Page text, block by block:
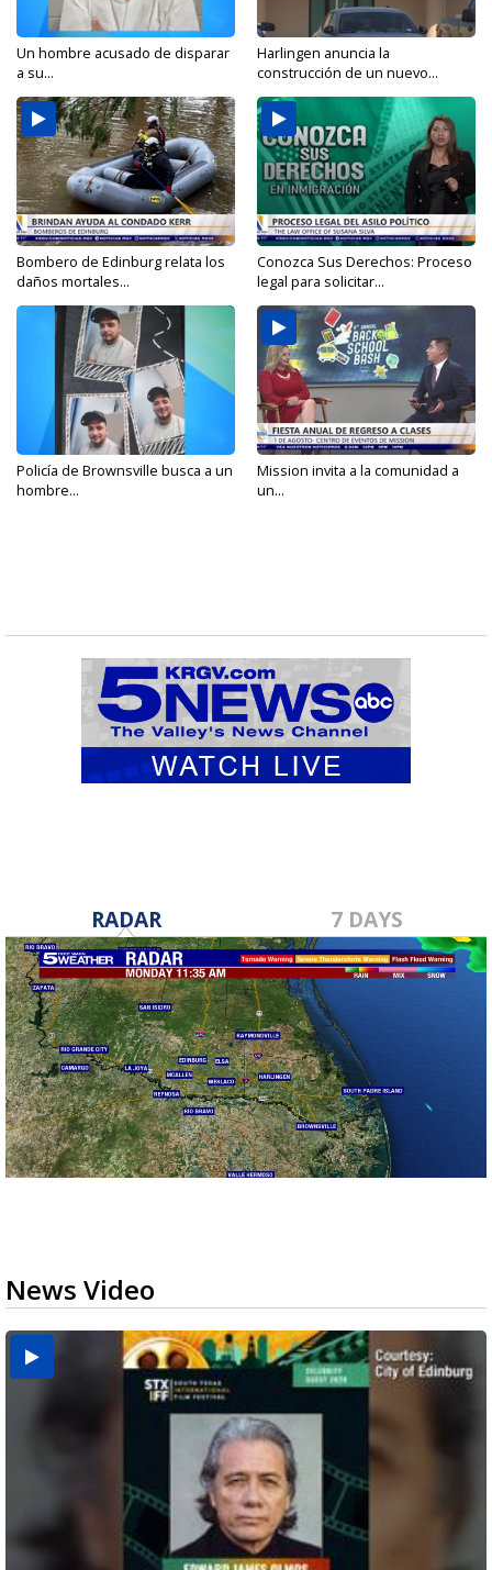
Un hombre acusado de disparar
a su...
Harlingen anuncia la
construcción de un nuevo...
Bombero de Edinburg relata los
daños mortales...
Conozca Sus Derechos: Proceso
legal para solicitar...
Policía de Brownsville busca a un
hombre...
Mission invita a la comunidad a
un...
RADAR 7 DAYS
News Video